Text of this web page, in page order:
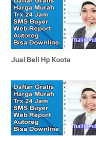
Jual Beli Hp Kuota